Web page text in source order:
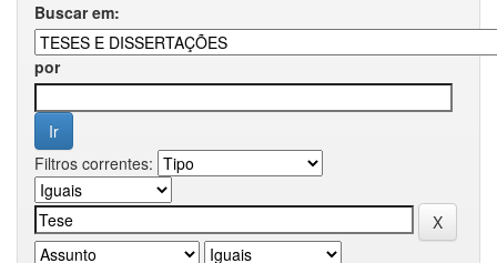
Buscar em:
por
Filtros correntes: